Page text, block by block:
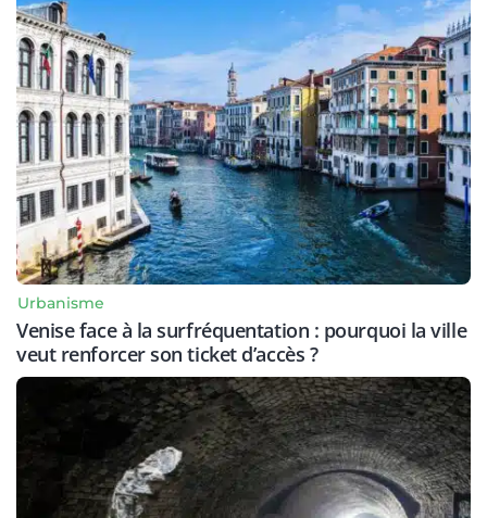
Urbanisme
Venise face à la surfréquentation : pourquoi la ville
veut renforcer son ticket d’accès ?